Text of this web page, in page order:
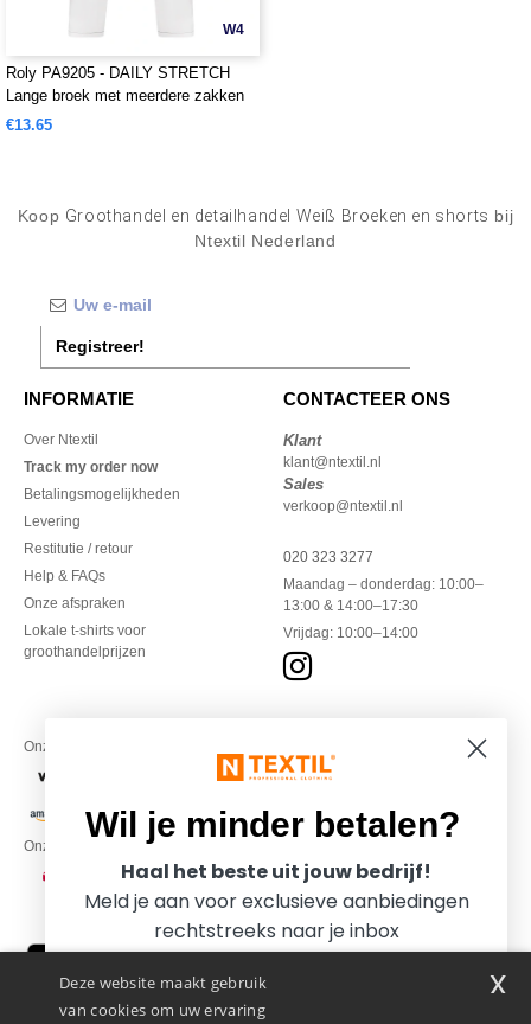
W4
Roly PA9205 - DAILY STRETCH
Lange broek met meerdere zakken
€13.65
Koop Groothandel en detailhandel Weiß Broeken en shorts bij
Ntextil Nederland
Registreer!
INFORMATIE
Over Ntextil
Track my order now
Betalingsmogelijkheden
Levering
Restitutie / retour
Help & FAQs
Onze afspraken
Lokale t-shirts voor
groothandelprijzen
CONTACTEER ONS
Klant
klant@ntextil.nl
Sales
verkoop@ntextil.nl
020 323 3277
Maandag – donderdag: 10:00–
13:00 & 14:00–17:30
Vrijdag: 10:00–14:00
Onze financiële partners
Onze transporteurs
Deze website maakt gebruik
van cookies om uw ervaring
x
Wil je minder betalen?
Haal het beste uit jouw bedrijf!
Meld je aan voor exclusieve aanbiedingen
rechtstreeks naar je inbox